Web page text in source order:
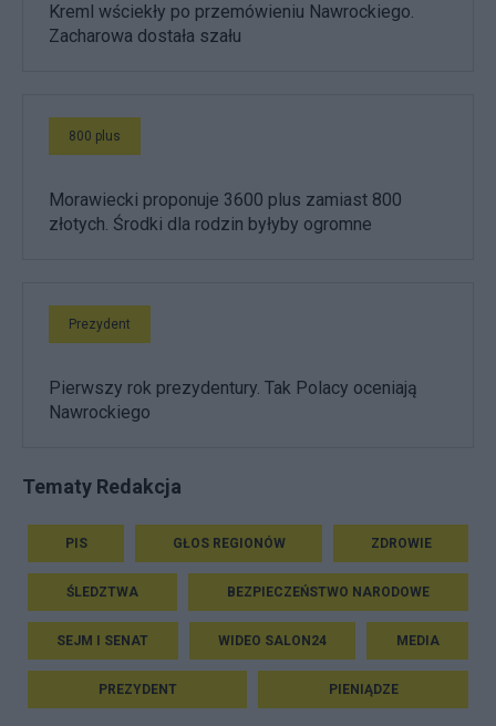
Kreml wściekły po przemówieniu Nawrockiego.
Zacharowa dostała szału
800 plus
Morawiecki proponuje 3600 plus zamiast 800
złotych. Środki dla rodzin byłyby ogromne
Prezydent
Pierwszy rok prezydentury. Tak Polacy oceniają
Nawrockiego
Tematy Redakcja
PIS GŁOS REGIONÓW ZDROWIE
ŚLEDZTWA BEZPIECZEŃSTWO NARODOWE
SEJM I SENAT WIDEO SALON24 MEDIA
PREZYDENT PIENIĄDZE